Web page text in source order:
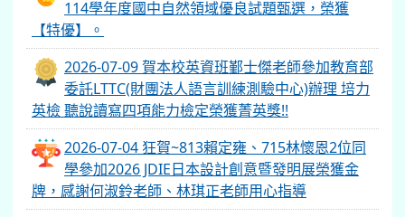
114學年度國中自然領域優良試題甄選，榮獲
【特優】。
2026-07-09 賀本校英資班鄞士傑老師參加教育部
委託LTTC(財團法人語言訓練測驗中心)辦理 培力
英檢 聽說讀寫四項能力檢定榮獲菁英獎!!
2026-07-04 狂賀~813賴定雍、715林懷恩2位同
學參加2026 JDIE日本設計創意暨發明展榮獲金
牌，感謝何淑鈴老師、林琪正老師用心指導